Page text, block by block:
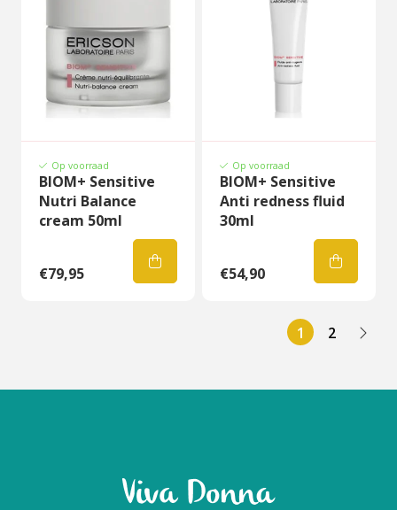
Op voorraad
BIOM+ Sensitive
Nutri Balance
cream 50ml
€79,95
Op voorraad
BIOM+ Sensitive
Anti redness fluid
30ml
€54,90
1 2